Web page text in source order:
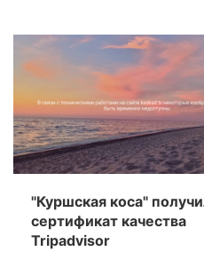
"Куршская коса"
сертификат качества
Tripаdvisor